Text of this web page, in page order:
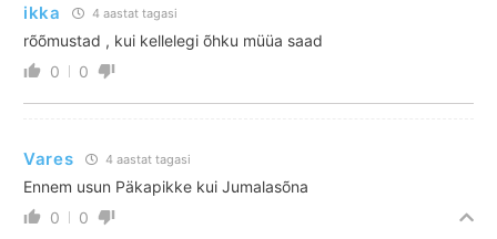
ikka 4 aastat tagasi
rõõmustad , kui kellelegi õhku müüa saad
0
0
Vares 4 aastat tagasi
Ennem usun Päkapikke kui Jumalasõna
0
0